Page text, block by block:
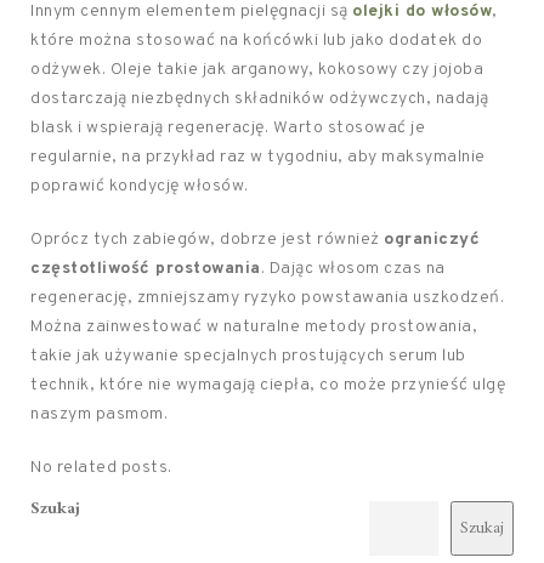
Innym cennym elementem pielęgnacji są olejki do włosów,
które można stosować na końcówki lub jako dodatek do
odżywek. Oleje takie jak arganowy, kokosowy czy jojoba
dostarczają niezbędnych składników odżywczych, nadają
blask i wspierają regenerację. Warto stosować je
regularnie, na przykład raz w tygodniu, aby maksymalnie
poprawić kondycję włosów.
Oprócz tych zabiegów, dobrze jest również ograniczyć
częstotliwość prostowania. Dając włosom czas na
regenerację, zmniejszamy ryzyko powstawania uszkodzeń.
Można zainwestować w naturalne metody prostowania,
takie jak używanie specjalnych prostujących serum lub
technik, które nie wymagają ciepła, co może przynieść ulgę
naszym pasmom.
No related posts.
Szukaj
Szukaj